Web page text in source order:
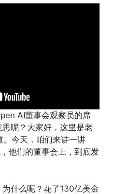
AI董事会观察员的席
呢？大家好，这里是老
今天，咱们来讲一讲
他们的董事会上，到底发
什么呢？花了130亿美金